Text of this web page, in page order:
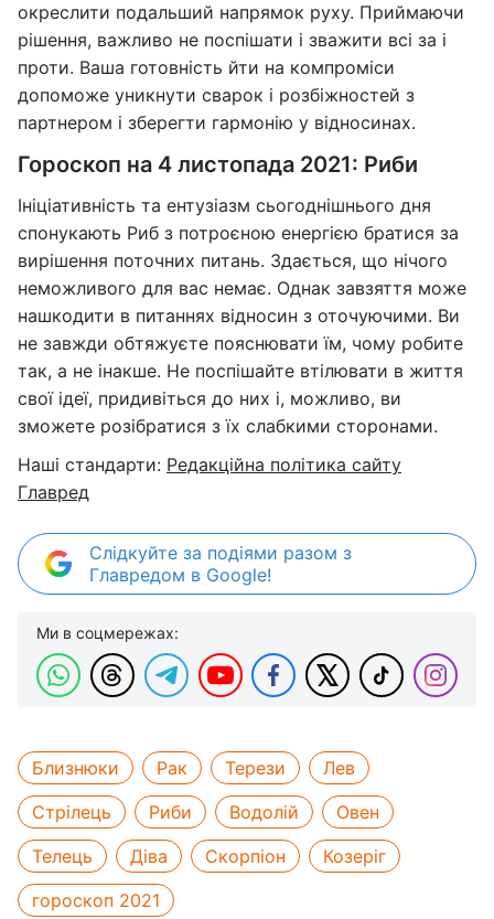
окреслити подальший напрямок руху. Приймаючи
рішення, важливо не поспішати і зважити всі за і
проти. Ваша готовність йти на компроміси
допоможе уникнути сварок і розбіжностей з
партнером і зберегти гармонію у відносинах.
Гороскоп на 4 листопада 2021: Риби
Ініціативність та ентузіазм сьогоднішнього дня
спонукають Риб з потроєною енергією братися за
вирішення поточних питань. Здається, що нічого
неможливого для вас немає. Однак завзяття може
нашкодити в питаннях відносин з оточуючими. Ви
не завжди обтяжуєте пояснювати їм, чому робите
так, а не інакше. Не поспішайте втілювати в життя
свої ідеї, придивіться до них і, можливо, ви
зможете розібратися з їх слабкими сторонами.
Наші стандарти: Редакційна політика сайту
Главред
Слідкуйте за подіями разом з
Главредом в Google!
Ми в соцмережах:
Близнюки Рак Терези
Лев
Стрілець
Риби Водолій
Овен
Телець
Діва Скорпіон
Козеріг
гороскоп 2021